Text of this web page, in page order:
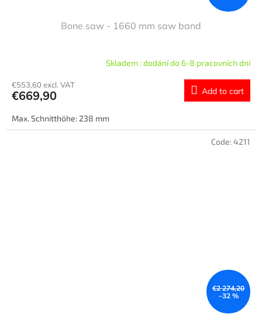
Bone saw - 1660 mm saw band
Skladem : dodání do 6-8 pracovních dní
€553,60 excl. VAT
€669,90 Add to cart
Max. Schnitthöhe: 238 mm
€2 274,20
–32 %
Code:4211